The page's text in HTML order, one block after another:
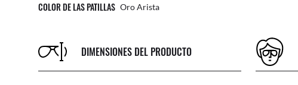
COLOR DE LAS PATILLAS Oro Arista
DIMENSIONES DEL PRODUCTO